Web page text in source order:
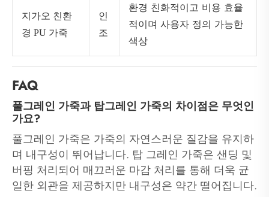
지가오 친환
경 PU 가죽
인
조
환경 친화적이고 비용 효율
적이며 사용자 정의 가능한
색상
FAQ
풀그레인 가죽과 탑그레인 가죽의 차이점은 무엇인
가요?
풀그레인 가죽은 가죽의 자연스러운 질감을 유지하
며 내구성이 뛰어납니다. 탑 그레인 가죽은 샌딩 및
버핑 처리되어 매끄러운 마감 처리를 통해 더욱 균
일한 외관을 제공하지만 내구성은 약간 떨어집니다.